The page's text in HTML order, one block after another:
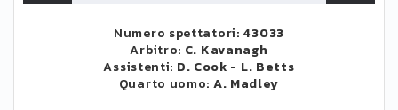
Numero spettatori: 43033
Arbitro: C. Kavanagh
Assistenti: D. Cook - L. Betts
Quarto uomo: A. Madley